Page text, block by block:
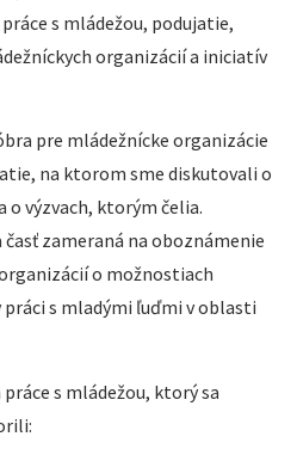
s mládežou, podujatie,
organizácií a iniciatív
pre mládežnícke organizácie
na ktorom sme diskutovali o
o výzvach, ktorým čelia.
zameraná na oboznámenie
o možnostiach
s mladými ľuďmi v oblasti
s mládežou, ktorý sa